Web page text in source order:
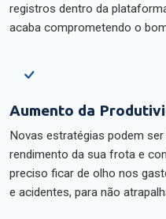
registros dentro da
acaba comprometendo o
Aumento da
Novas estratégias podem
rendimento da sua frota e
preciso ficar de olho nos
e acidentes, para não